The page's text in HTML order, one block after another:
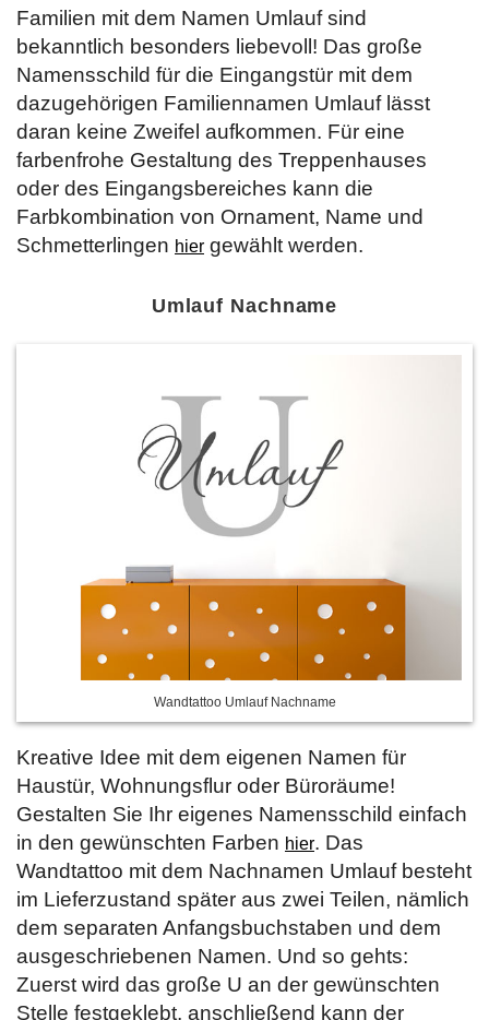
Familien mit dem Namen Umlauf sind
bekanntlich besonders liebevoll! Das große
Namensschild für die Eingangstür mit dem
dazugehörigen Familiennamen Umlauf lässt
daran keine Zweifel aufkommen. Für eine
farbenfrohe Gestaltung des Treppenhauses
oder des Eingangsbereiches kann die
Farbkombination von Ornament, Name und
Schmetterlingen hier gewählt werden.
Umlauf Nachname
Wandtattoo Umlauf Nachname
Kreative Idee mit dem eigenen Namen für
Haustür, Wohnungsflur oder Büroräume!
Gestalten Sie Ihr eigenes Namensschild einfach
in den gewünschten Farben hier. Das
Wandtattoo mit dem Nachnamen Umlauf besteht
im Lieferzustand später aus zwei Teilen, nämlich
dem separaten Anfangsbuchstaben und dem
ausgeschriebenen Namen. Und so gehts:
Zuerst wird das große U an der gewünschten
Stelle festgeklebt, anschließend kann der